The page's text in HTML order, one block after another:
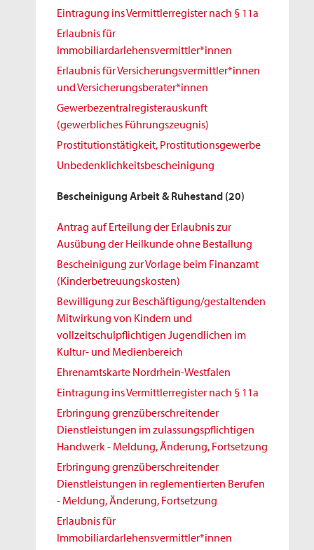
Eintragung ins Vermittlerregister nach § 11a
Erlaubnis für
Immobiliardarlehensvermittler*innen
Erlaubnis für Versicherungsvermittler*innen
und Versicherungsberater*innen
Gewerbezentralregisterauskunft
(gewerbliches Führungszeugnis)
Prostitutionstätigkeit, Prostitutionsgewerbe
Unbedenklichkeitsbescheinigung
Bescheinigung Arbeit & Ruhestand (20)
Antrag auf Erteilung der Erlaubnis zur
Ausübung der Heilkunde ohne Bestallung
Bescheinigung zur Vorlage beim Finanzamt
(Kinderbetreuungskosten)
Bewilligung zur Beschäftigung/gestaltenden
Mitwirkung von Kindern und
vollzeitschulpflichtigen Jugendlichen im
Kultur- und Medienbereich
Ehrenamtskarte Nordrhein-Westfalen
Eintragung ins Vermittlerregister nach § 11a
Erbringung grenzüberschreitender
Dienstleistungen im zulassungspflichtigen
Handwerk - Meldung, Änderung, Fortsetzung
Erbringung grenzüberschreitender
Dienstleistungen in reglementierten Berufen
- Meldung, Änderung, Fortsetzung
Erlaubnis für
Immobiliardarlehensvermittler*innen